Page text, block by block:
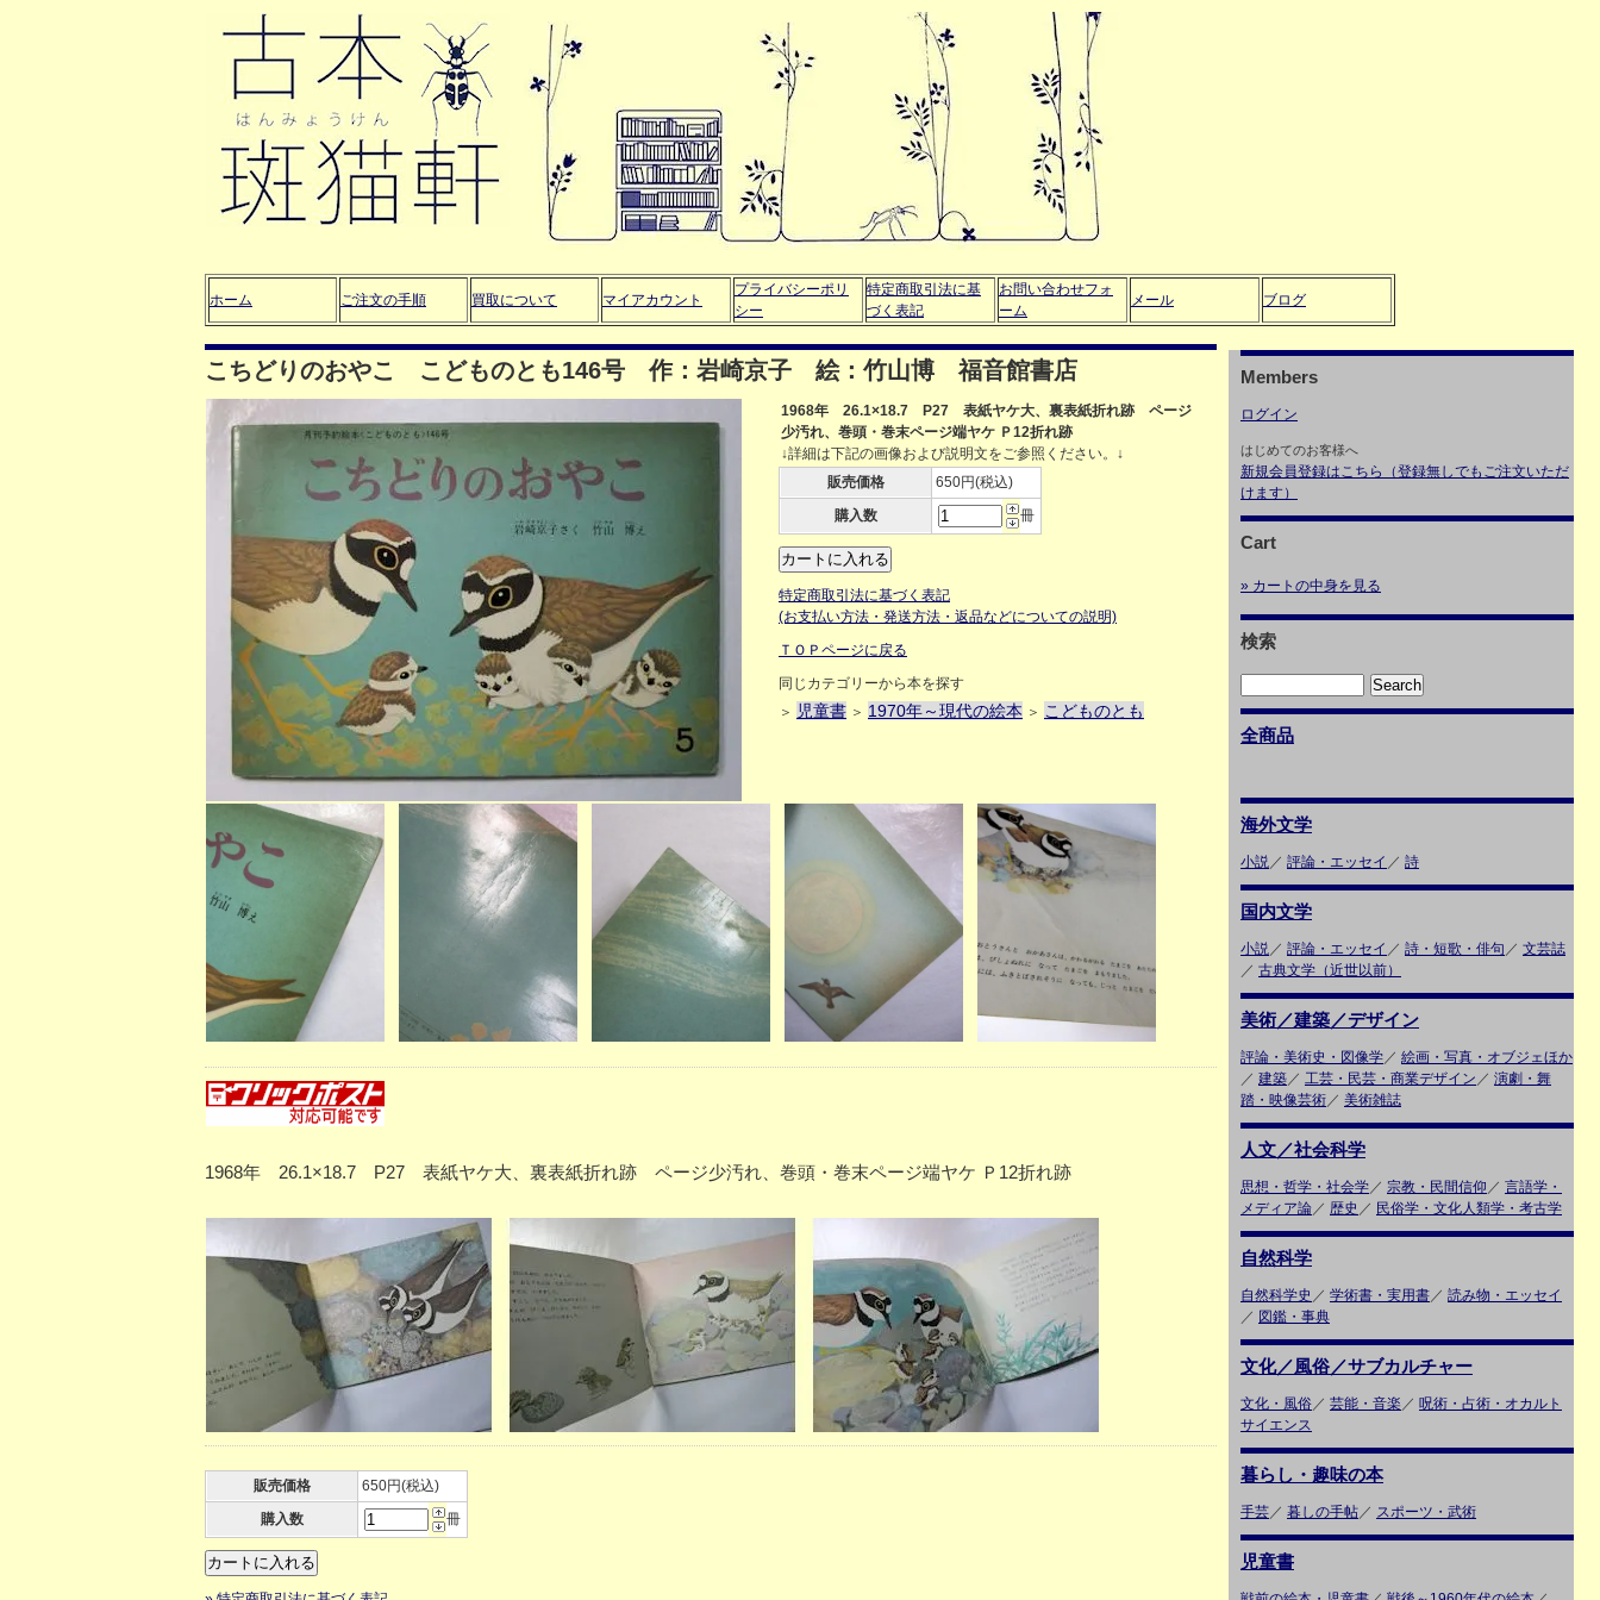
ホーム ご注文の手順 買取について マイアカウント
プライバシーポリ
シー
特定商取引法に基
づく表記
お問い合わせフォ
ーム
メール ブログ
こちどりのおやこ こどものとも146号 作：岩崎京子 絵：竹山博 福音館書店
1968年 26.1×18.7 P27 表紙ヤケ大、裏表紙折れ跡 ページ
少汚れ、巻頭・巻末ページ端ヤケ Ｐ12折れ跡
↓詳細は下記の画像および説明文をご参照ください。↓
販売価格
650円(税込)
購入数
冊
特定商取引法に基づく表記
(お支払い方法・発送方法・返品などについての説明)
ＴＯＰページに戻る
同じカテゴリーから本を探す
＞ 児童書 ＞ 1970年～現代の絵本 ＞ こどものとも
1968年 26.1×18.7 P27 表紙ヤケ大、裏表紙折れ跡 ページ少汚れ、巻頭・巻末ページ端ヤケ Ｐ12折れ跡
販売価格
650円(税込)
購入数
冊
Members
ログイン
はじめてのお客様へ
新規会員登録はこちら（登録無しでもご注文いただ
けます）
Cart
» カートの中身を見る
検索
全商品
海外文学
小説／ 評論・エッセイ ／ 詩
国内文学
小説／ 評論・エッセイ ／ 詩・短歌・俳句 ／ 文芸誌
／ 古典文学（近世以前）
美術／建築／デザイン
評論・美術史・図像学／ 絵画・写真・オブジェほか
／ 建築／ 工芸・民芸・商業デザイン ／ 演劇・舞
踏・映像芸術／ 美術雑誌
人文／社会科学
思想・哲学・社会学／ 宗教・民間信仰 ／ 言語学・
メディア論／ 歴史 ／ 民俗学・文化人類学・考古学
自然科学
自然科学史 ／ 学術書・実用書／ 読み物・エッセイ
／ 図鑑・事典
文化／風俗／サブカルチャー
文化・風俗／ 芸能・音楽 ／ 呪術・占術・オカルト
サイエンス
暮らし・趣味の本
手芸／ 暮しの手帖／ スポーツ・武術
児童書